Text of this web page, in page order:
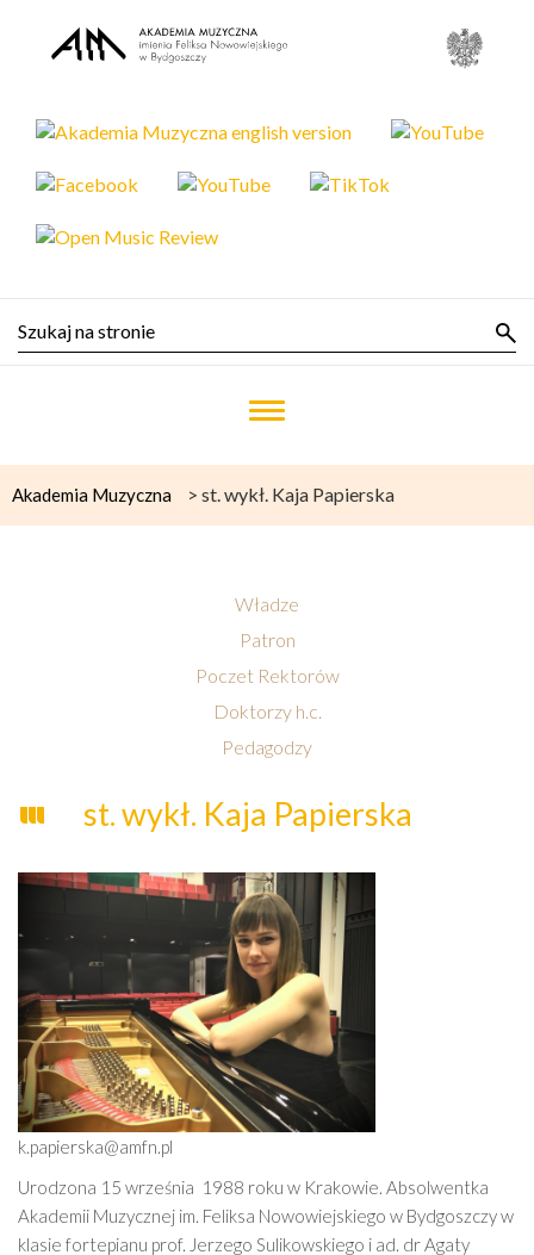
Akademia Muzyczna > st. wykł. Kaja Papierska
Władze
Patron
Poczet Rektorów
Doktorzy h.c.
Pedagodzy
st. wykł. Kaja Papierska
k.papierska@amfn.pl
Urodzona 15 września 1988 roku w Krakowie. Absolwentka
Akademii Muzycznej im. Feliksa Nowowiejskiego w Bydgoszczy w
klasie fortepianu prof. Jerzego Sulikowskiego i ad. dr Agaty